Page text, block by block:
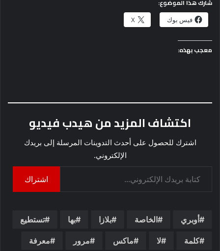
شارك هذا الموضوع:
فيس بوك X
معجب بهذه:
اكتشاف المزيد من هيدب فيديو
اشترك للحصول على أحدث التدوينات المرسلة إلى بريدك
الإلكتروني.
اشتراك
أوبري الخاصة بلازا بها تستطيع
كلمة لا ماكس مرور معرفة